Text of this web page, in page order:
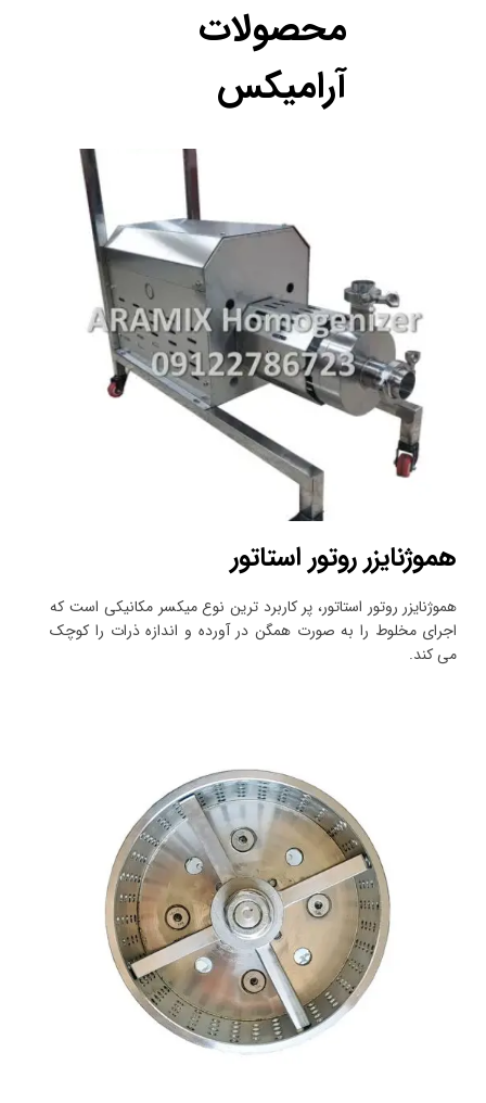
محصولات
آرامیکس
هموژنایزر روتور استاتور، پر کاربرد ترین نوع میکسر مکانیکی است که
اجرای مخلوط را به صورت همگن در آورده و اندازه ذرات را کوچک
می کند.
هموژنایزر روتور استاتور